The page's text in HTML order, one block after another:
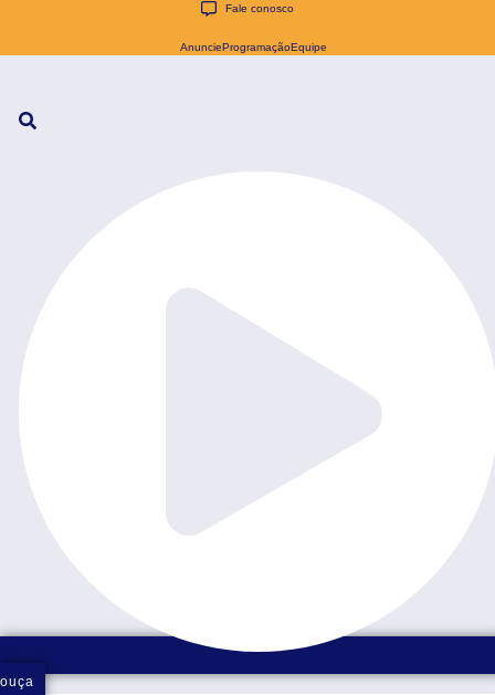
Fale conosco
AnuncieProgramaçãoEquipe
ouça